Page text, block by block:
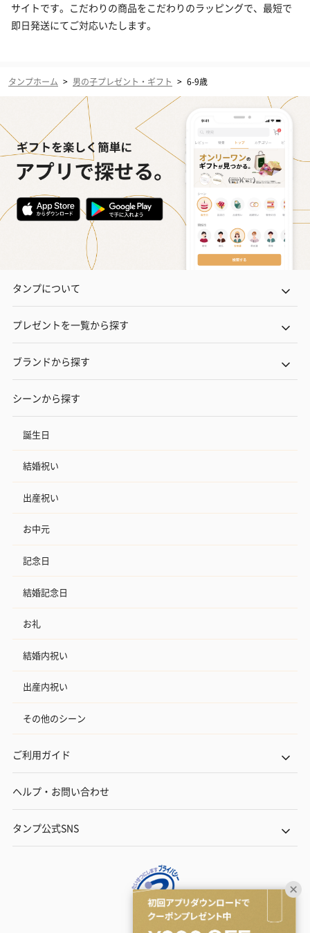
サイトです。こだわりの商品をこだわりのラッピングで、最短で
即日発送にてご対応いたします。
タンプホーム > 男の子プレゼント・ギフト > 6-9歳
タンプについて
プレゼントを一覧から探す
ブランドから探す
シーンから探す
誕生日
結婚祝い
出産祝い
お中元
記念日
結婚記念日
お礼
結婚内祝い
出産内祝い
その他のシーン
ご利用ガイド
ヘルプ・お問い合わせ
タンプ公式SNS